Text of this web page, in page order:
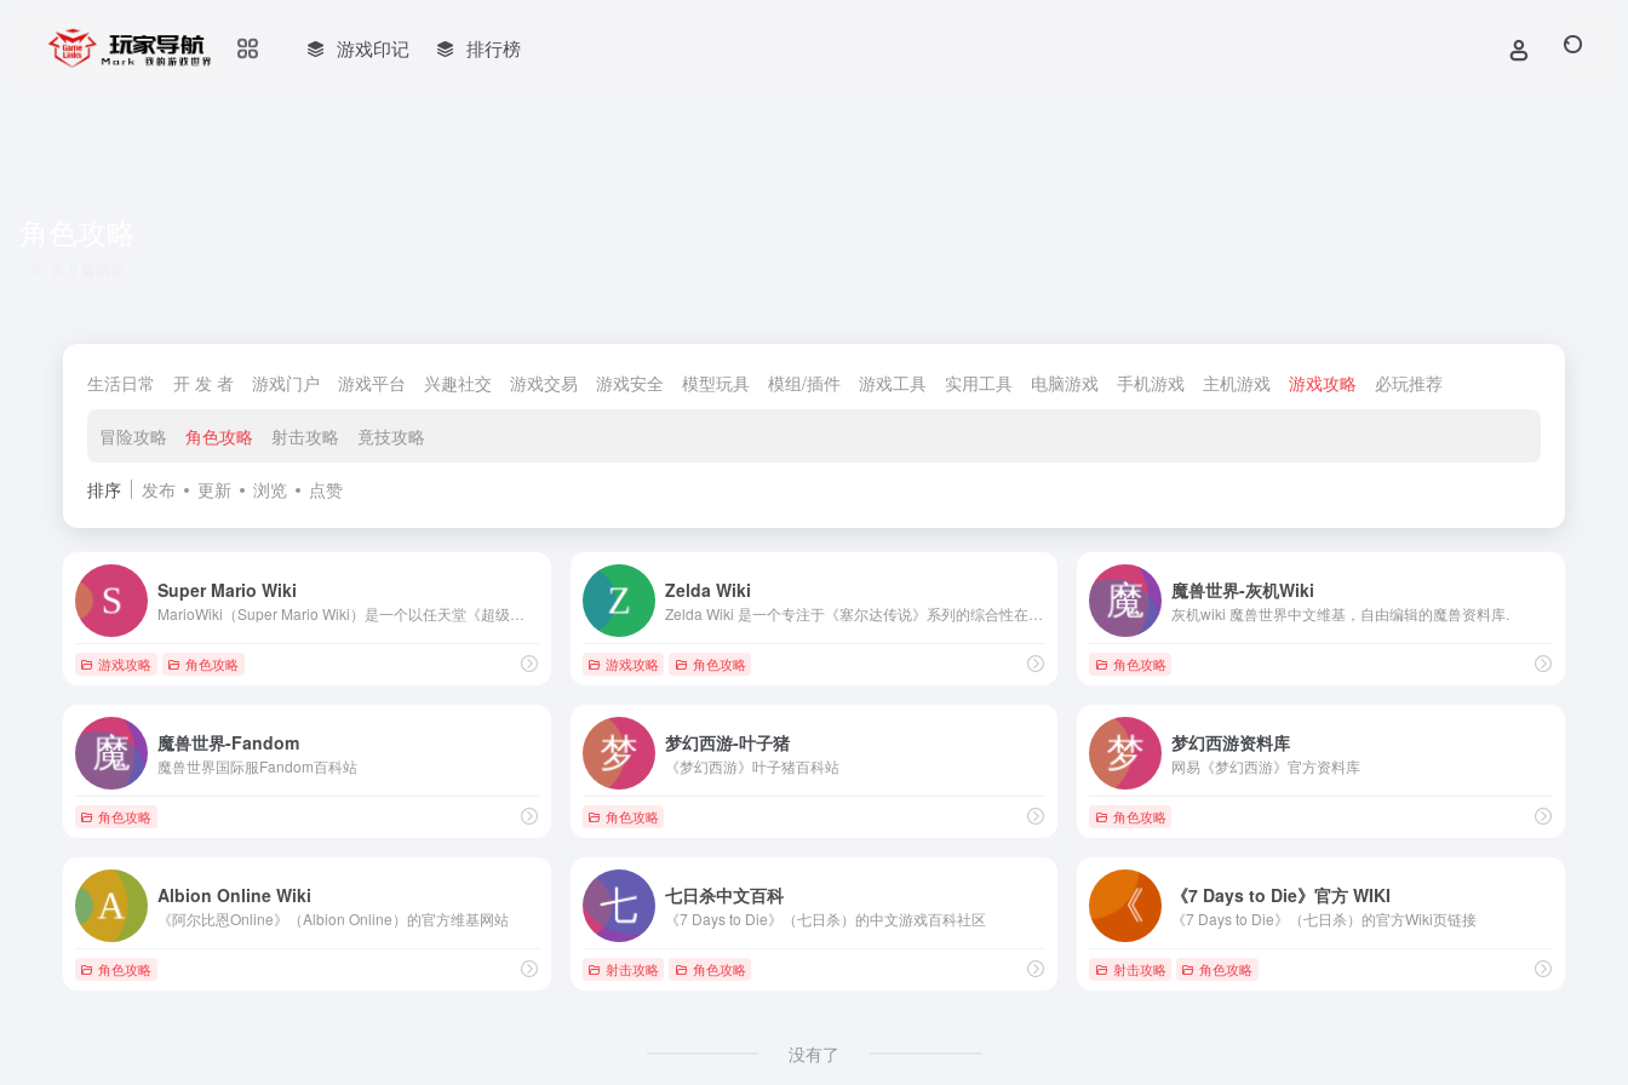
游戏印记 排行榜
生活日常 开 发 者 游戏门户 游戏平台 兴趣社交 游戏交易 游戏安全 模型玩具 模组/插件 游戏工具 实用工具 电脑游戏 手机游戏 主机游戏 游戏攻略 必玩推荐
冒险攻略 角色攻略 射击攻略 竟技攻略
排序 发布 更新 浏览 点赞
Super Mario Wiki
游戏攻略 角色攻略
Zelda Wiki
游戏攻略 角色攻略
魔兽世界-灰机Wiki
灰机wiki 魔兽世界中文维基，自由编辑的魔兽资料库.
角色攻略
魔兽世界-Fandom
魔兽世界国际服Fandom百科站
角色攻略
梦幻西游-叶子猪
《梦幻西游》叶子猪百科站
角色攻略
梦幻西游资料库
网易《梦幻西游》官方资料库
角色攻略
Albion Online Wiki
《阿尔比恩Online》（Albion Online）的官方维基网站
角色攻略
七日杀中文百科
《7 Days to Die》（七日杀）的中文游戏百科社区
射击攻略 角色攻略
《7 Days to Die》官方 WIKI
《7 Days to Die》（七日杀）的官方Wiki页链接
射击攻略 角色攻略
没有了